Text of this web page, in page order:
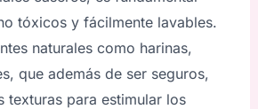
tóxicos y fácilmente lavables.
naturales como harinas,
que además de ser seguros,
texturas para estimular los